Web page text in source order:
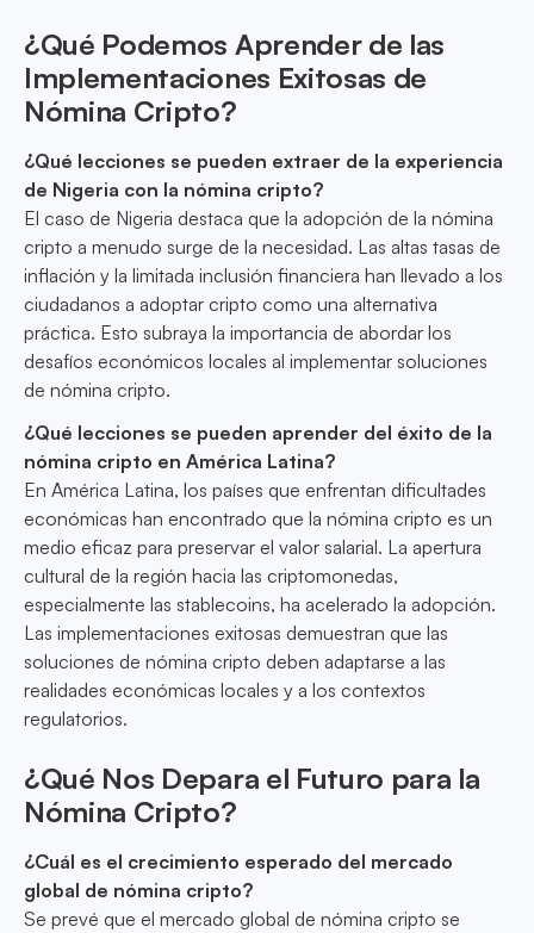
¿Qué Podemos Aprender de las
Implementaciones Exitosas de
Nómina Cripto?
¿Qué lecciones se pueden extraer de la experiencia
de Nigeria con la nómina cripto?
El caso de Nigeria destaca que la adopción de la nómina
cripto a menudo surge de la necesidad. Las altas tasas de
inflación y la limitada inclusión financiera han llevado a los
ciudadanos a adoptar cripto como una alternativa
práctica. Esto subraya la importancia de abordar los
desafíos económicos locales al implementar soluciones
de nómina cripto.
¿Qué lecciones se pueden aprender del éxito de la
nómina cripto en América Latina?
En América Latina, los países que enfrentan dificultades
económicas han encontrado que la nómina cripto es un
medio eficaz para preservar el valor salarial. La apertura
cultural de la región hacia las criptomonedas,
especialmente las stablecoins, ha acelerado la adopción.
Las implementaciones exitosas demuestran que las
soluciones de nómina cripto deben adaptarse a las
realidades económicas locales y a los contextos
regulatorios.
¿Qué Nos Depara el Futuro para la
Nómina Cripto?
¿Cuál es el crecimiento esperado del mercado
global de nómina cripto?
Se prevé que el mercado global de nómina cripto se